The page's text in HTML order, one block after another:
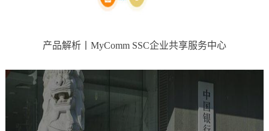
产品解析丨MyComm SSC企业共享服务中心